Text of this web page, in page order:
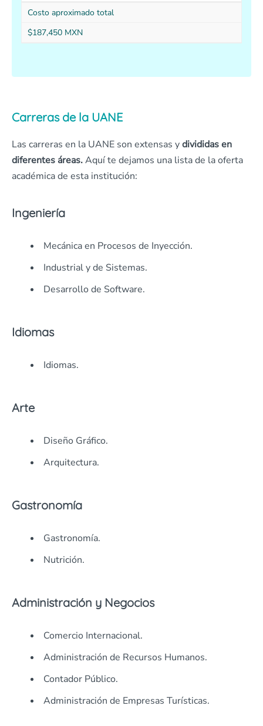
Costo aproximado total
$187,450 MXN
Carreras de la UANE
Las carreras en la UANE son extensas ydivididas en
diferentes áreas.Aquí te dejamos una lista de la oferta
académica de esta institución:
Ingeniería
Mecánica en Procesos de Inyección.
Industrial y de Sistemas.
Desarrollo de Software.
Idiomas
Idiomas.
Arte
Diseño Gráfico.
Arquitectura.
Gastronomía
Gastronomía.
Nutrición.
Administración y Negocios
Comercio Internacional.
Administración de Recursos Humanos.
Contador Público.
Administración de Empresas Turísticas.